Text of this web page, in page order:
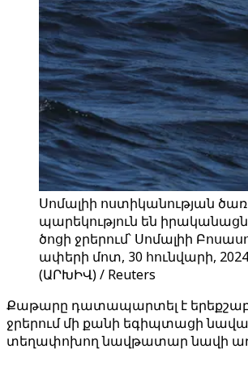
Սոմալիի ոստիկանության
պարեկություն են
ծոցի ջրերում՝ Սոմալիի
ափերի մոտ, 30 հունվարի,
(ԱՐԽԻՎ) / Reuters
Քաթարը դատապարտել է
ջրերում մի քանի եգիպտացի
տեղափոխող նավթատար նավի